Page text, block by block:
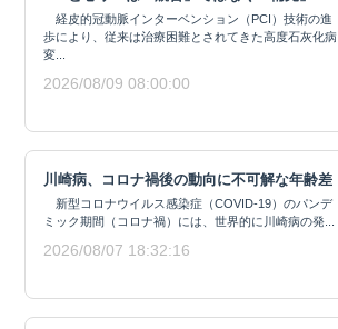
経皮的冠動脈インターベンション（PCI）技術の進
歩により、従来は治療困難とされてきた高度石灰化病
変...
2026/08/09 08:00:00
川崎病、コロナ禍後の動向に不可解な年齢差
新型コロナウイルス感染症（COVID-19）のパンデ
ミック期間（コロナ禍）には、世界的に川崎病の発...
2026/08/07 18:32:16